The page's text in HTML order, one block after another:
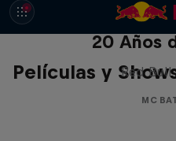
Películas y
Red Bull Batalla
20 Años
Red Bull
MC